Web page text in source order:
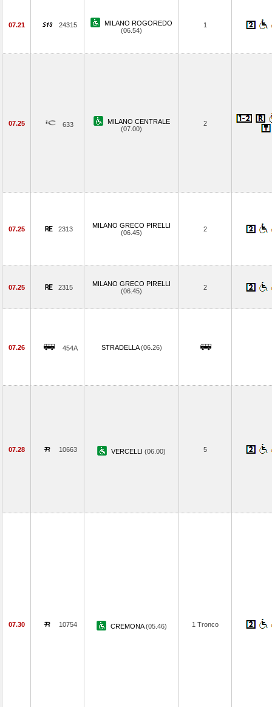
07.21 24315
MILANO ROGOREDO
(06.54)
1
07.25 633
MILANO CENTRALE
(07.00)
2
07.25 2313
MILANO GRECO PIRELLI
(06.45)
2
07.25 2315
MILANO GRECO PIRELLI
(06.45)
2
07.26 454A STRADELLA(06.26)
07.28 10663 VERCELLI (06.00) 5
07.30 10754 CREMONA(05.46) 1 Tronco